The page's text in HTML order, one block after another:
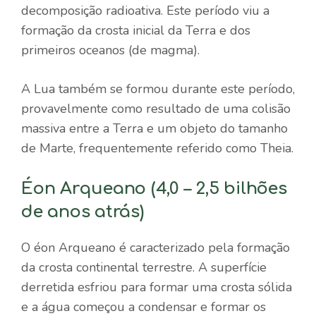
decomposição radioativa. Este período viu a
formação da crosta inicial da Terra e dos
primeiros oceanos (de magma).
A Lua também se formou durante este período,
provavelmente como resultado de uma colisão
massiva entre a Terra e um objeto do tamanho
de Marte, frequentemente referido como Theia.
Éon Arqueano (4,0 – 2,5 bilhões
de anos atrás)
O éon Arqueano é caracterizado pela formação
da crosta continental terrestre. A superfície
derretida esfriou para formar uma crosta sólida
e a água começou a condensar e formar os